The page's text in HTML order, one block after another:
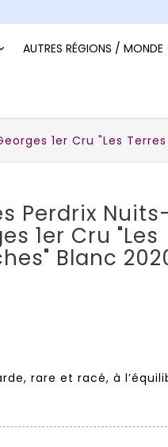
AUTRES RÉGIONS / MONDE
1er Cru "Les
Perdrix Nuits-
1er Cru "Les
Blanc
rare et racé, à